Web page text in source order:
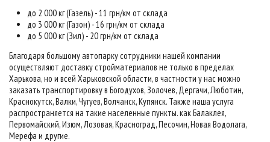
до 2 000 кг (Газель) - 11 грн/км от склада
до 3 000 кг (Газон) - 16 грн/км от склада
до 5 000 кг (Зил) - 20 грн/км от склада
Благодаря большому автопарку сотрудники нашей компании
осуществляют доставку стройматериалов не только в пределах
Харькова, но и всей Харьковской области, в частности у нас можно
заказать транспортировку в Богодухов, Золочев, Дергачи, Люботин,
Краснокутск, Валки, Чугуев, Волчанск, Купянск. Также наша услуга
распространяется на такие населенные пункты. как Балаклея,
Первомайский, Изюм, Лозовая, Красноград, Песочин, Новая Водолага,
Мерефа и другие.